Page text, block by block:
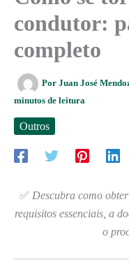
condutor:
completo
Por Juan José
minutos de leitura
Outros
✅ Descubra como
requisitos essenciais, a
o